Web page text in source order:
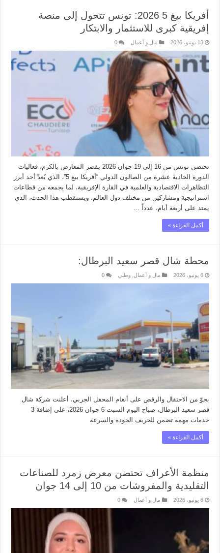
أفريكا بيغ 5 2026: تونس تتحول إلى منصة
إفريقية كبرى للاستثمار والابتكار
13 يونيو، 2026 مال و أعمال 0
تحتضن تونس من 16 إلى 19 جوان 2026 بقصر المعارض بالكرم، فعاليات
الدورة الحادية عشرة من الصالون الدولي “أفريكا بيغ 5”، الذي يُعدّ أحد أبرز
التظاهرات الاقتصادية والعلمية في القارة الإفريقية، لما يجمعه من قطاعات
استراتيجية ومشاركين من مختلف دول العالم. ويستقطب هذا الحدث، الذي
يمتد على أربعة أيام، عدداً …
أكمل القراءة »
محطة شال قصر سعيد البرطال:
6 يونيو، 2026 مال و أعمال ,وطني 0
بجوّ من الاحتفال والرقص على أنغام المحفل الجربي، أعلنت شركة شال
قصر سعيد البرطال، صباح اليوم السبت 6 جوان 2026، على إضافة 3
خدمات مهمة تضمن للحريف الجودة والسرعة
أكمل القراءة »
منظمة الأعراف تحتضن معرض زمرد للصناعات
التقليدية والمفروشات من 10 إلى 14 جوان
6 يونيو، 2026 مال و أعمال 0